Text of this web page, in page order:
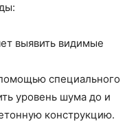
выявить видимые
специального
уровень шума до и
конструкцию.